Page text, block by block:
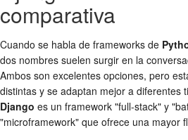
comparativa
Cuando se habla de frameworks de
dos nombres suelen surgir en la
Ambos son excelentes opciones, pero
distintas y se adaptan mejor a diferentes
Django es un framework "full-stack" y
"microframework" que ofrece una mayor